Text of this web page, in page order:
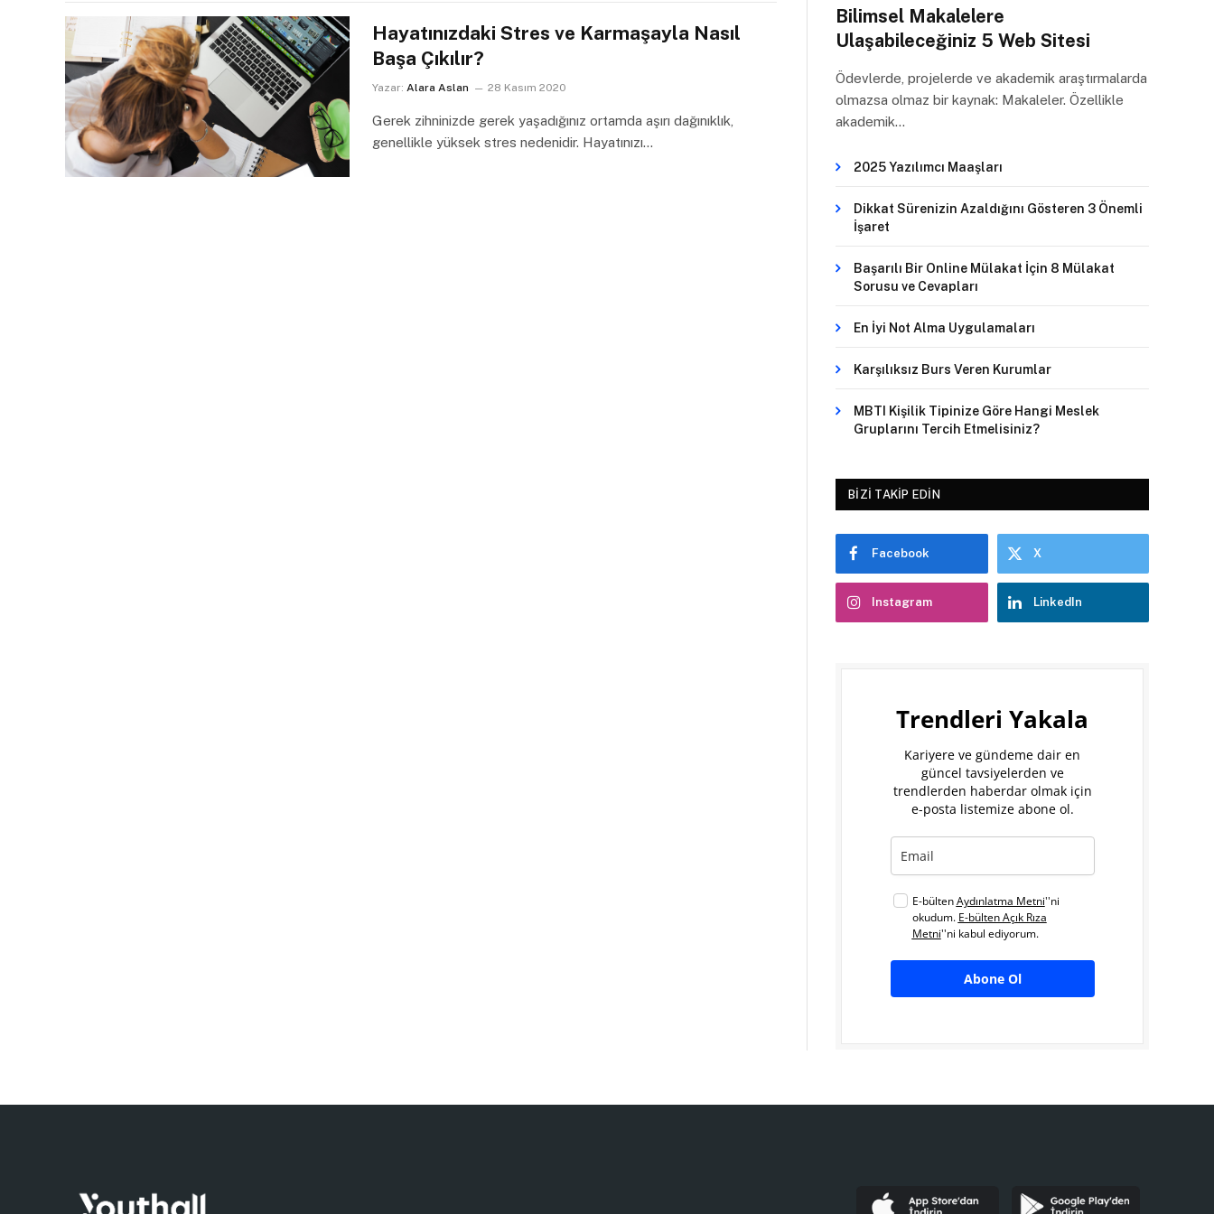
Hayatınızdaki Stres ve Karmaşayla Nasıl
Başa Çıkılır?
Yazar: Alara Aslan 28 Kasım 2020
Gerek zihninizde gerek yaşadığınız ortamda aşırı dağınıklık,
genellikle yüksek stres nedenidir. Hayatınızı…
Bilimsel Makalelere
Ulaşabileceğiniz 5 Web Sitesi
Ödevlerde, projelerde ve akademik araştırmalarda
olmazsa olmaz bir kaynak: Makaleler. Özellikle
akademik…
2025 Yazılımcı Maaşları
Dikkat Sürenizin Azaldığını Gösteren 3 Önemli
İşaret
Başarılı Bir Online Mülakat İçin 8 Mülakat
Sorusu ve Cevapları
En İyi Not Alma Uygulamaları
Karşılıksız Burs Veren Kurumlar
MBTI Kişilik Tipinize Göre Hangi Meslek
Gruplarını Tercih Etmelisiniz?
BIZI TAKIP EDIN
Facebook X
Instagram LinkedIn
Trendleri Yakala
Kariyere ve gündeme dair en
güncel tavsiyelerden ve
trendlerden haberdar olmak için
e-posta listemize abone ol.
E-bültenAydınlatma Metni''ni
okudum. E-bülten Açık Rıza
Metni''ni kabul ediyorum.
Abone Ol